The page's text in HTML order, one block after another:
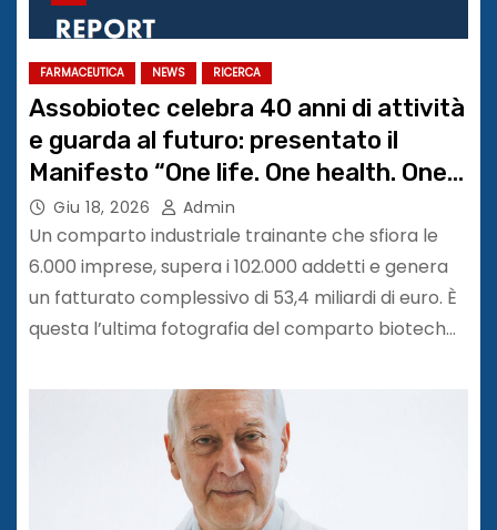
FARMACEUTICA NEWS RICERCA
Assobiotec celebra 40 anni di attività
e guarda al futuro: presentato il
Manifesto “One life. One health. One
future” e lanciato il percorso
“Orizzonte Biotech 2036” . Rinnovato
il Consiglio Direttivo
Giu 18, 2026 Admin
Un comparto industriale trainante che sfiora le
6.000 imprese, supera i 102.000 addetti e genera
un fatturato complessivo di 53,4 miliardi di euro. È
questa l’ultima fotografia del comparto biotech…